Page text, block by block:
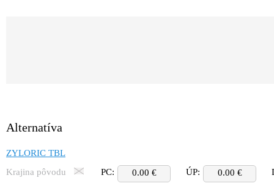
Alternatíva
ZYLORIC TBL
Krajina pôvodu
PC: 0.00 € ÚP: 0.00 €